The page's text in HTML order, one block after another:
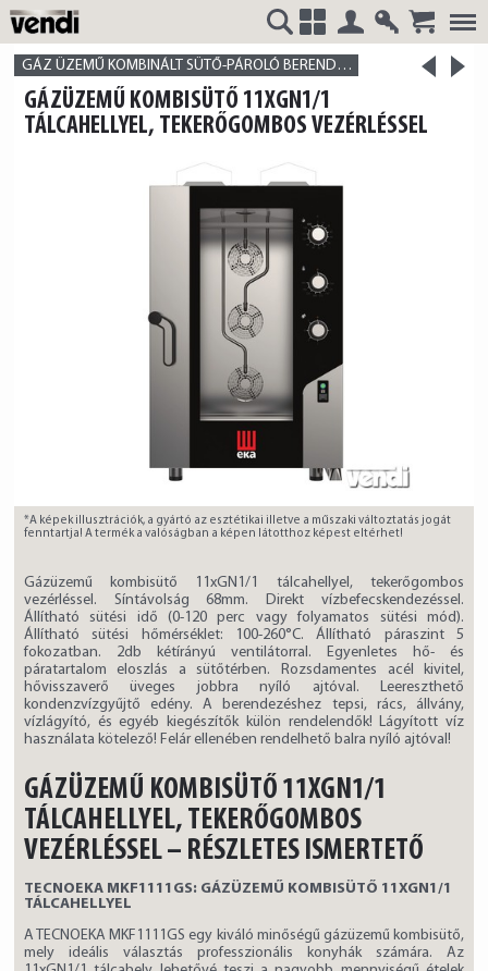
VENDI
HUNGÁRIA
+
GÁZ ÜZEMŰ KOMBINÁLT SÜTŐ-PÁROLÓ BERENDEZÉS
<
termék
>
GÁZÜZEMŰ KOMBISÜTŐ 11XGN1/1
TÁLCAHELLYEL, TEKERŐGOMBOS VEZÉRLÉSSEL
*A képek illusztrációk, a gyártó az esztétikai illetve a műszaki változtatás jogát
fenntartja! A termék a valóságban a képen látotthoz képest eltérhet!
Gázüzemű kombisütő 11xGN1/1 tálcahellyel, tekerőgombos
vezérléssel. Síntávolság 68mm. Direkt vízbefecskendezéssel.
Állítható sütési idő (0-120 perc vagy folyamatos sütési mód).
Állítható sütési hőmérséklet: 100-260°C. Állítható páraszint 5
fokozatban. 2db kétírányú ventilátorral. Egyenletes hő- és
páratartalom eloszlás a sütőtérben. Rozsdamentes acél kivitel,
hővisszaverő üveges jobbra nyíló ajtóval. Leereszthető
kondenzvízgyűjtő edény. A berendezéshez tepsi, rács, állvány,
vízlágyító, és egyéb kiegészítők külön rendelendők! Lágyított víz
használata kötelező! Felár ellenében rendelhető balra nyíló ajtóval!
GÁZÜZEMŰ KOMBISÜTŐ 11XGN1/1
TÁLCAHELLYEL, TEKERŐGOMBOS
VEZÉRLÉSSEL – RÉSZLETES ISMERTETŐ
TECNOEKA MKF1111GS: GÁZÜZEMŰ KOMBISÜTŐ 11XGN1/1
TÁLCAHELLYEL
A TECNOEKA MKF1111GS egy kiváló minőségű gázüzemű kombisütő,
mely ideális választás professzionális konyhák számára. Az